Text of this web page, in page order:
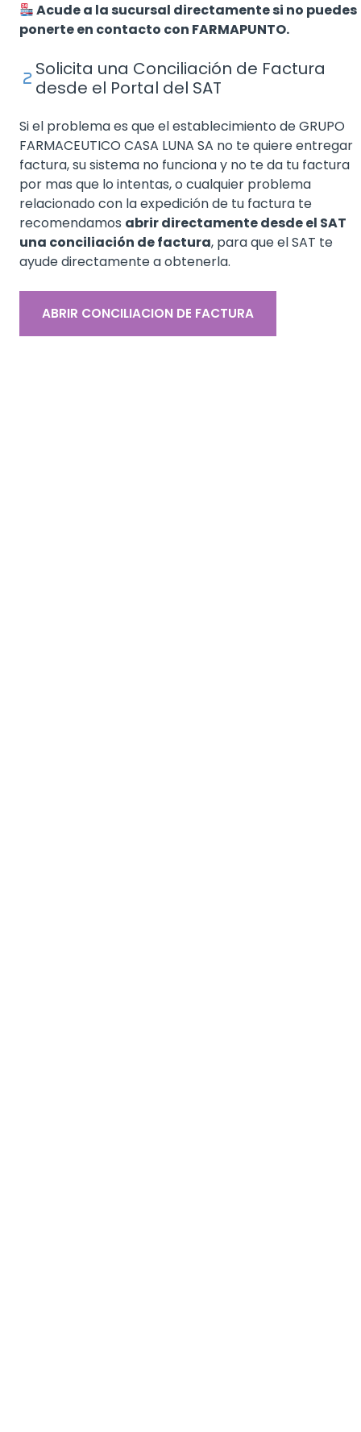
Acude a la sucursal directamente si no puedes
ponerte en contacto con FARMAPUNTO.
Solicita una Conciliación de Factura
desde el Portal del SAT
Si el problema es que el establecimiento de GRUPO
FARMACEUTICO CASA LUNA SA no te quiere entregar
factura, su sistema no funciona y no te da tu factura
por mas que lo intentas, o cualquier problema
relacionado con la expedición de tu factura te
recomendamos abrir directamente desde el SAT
una conciliación de factura, para que el SAT te
ayude directamente a obtenerla.
ABRIR CONCILIACION DE FACTURA